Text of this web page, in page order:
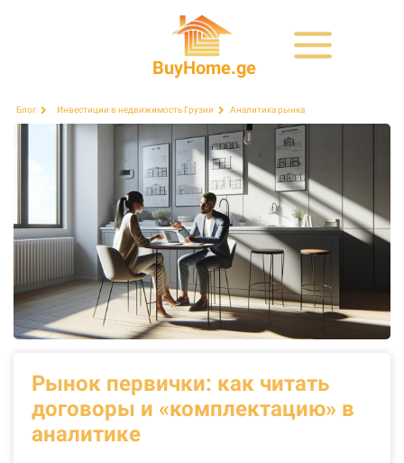
BuyHome.ge
Блог Инвестиции в недвижимость Грузии Аналитика рынка
Рынок первички: как читать
договоры и «комплектацию» в
аналитике